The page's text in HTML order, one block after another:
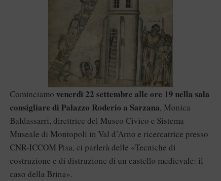
Cominciamo venerdì 22 settembre alle ore 19 nella sala
consigliare di Palazzo Roderio a Sarzana, Monica
Baldassarri, direttrice del Museo Civico e Sistema
Museale di Montopoli in Val d’Arno e ricercatrice presso
CNR-ICCOM Pisa, ci parlerà delle «Tecniche di
costruzione e di distruzione di un castello medievale: il
caso della Brina».